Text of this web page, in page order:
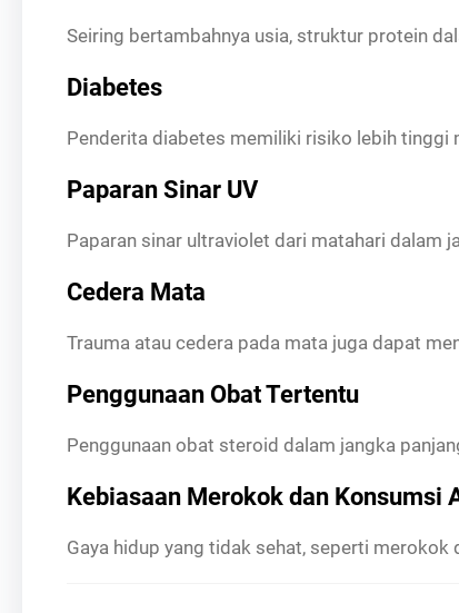
Seiring bertambahnya usia, struktur protein
Diabetes
Penderita diabetes memiliki risiko lebih tinggi
Paparan Sinar UV
Paparan sinar ultraviolet dari matahari dalam
Cedera Mata
Trauma atau cedera pada mata juga dapat
Penggunaan Obat Tertentu
Penggunaan obat steroid dalam jangka
Kebiasaan Merokok dan Konsumsi
Gaya hidup yang tidak sehat, seperti